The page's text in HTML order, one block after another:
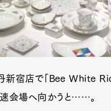
新宿店で「Bee White
速会場へ向かうと……。